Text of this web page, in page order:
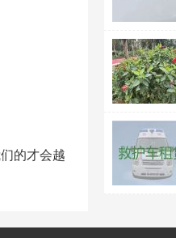
的才会越